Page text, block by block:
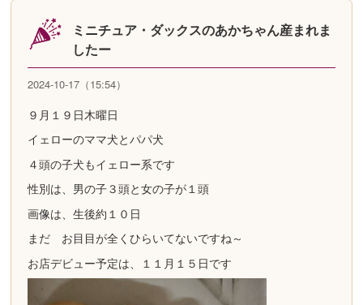
ミニチュア・ダックスのあかちゃん産まれま
したー
2024-10-17（15:54）
９月１９日木曜日
イェローのママ犬とパパ犬
４頭の子犬もイェロー系です
性別は、男の子３頭と女の子が１頭
画像は、生後約１０日
まだ お目目が全くひらいてないですね～
お店デビュー予定は、１１月１５日です